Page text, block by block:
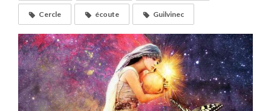
Cercle écoute Guilvinec